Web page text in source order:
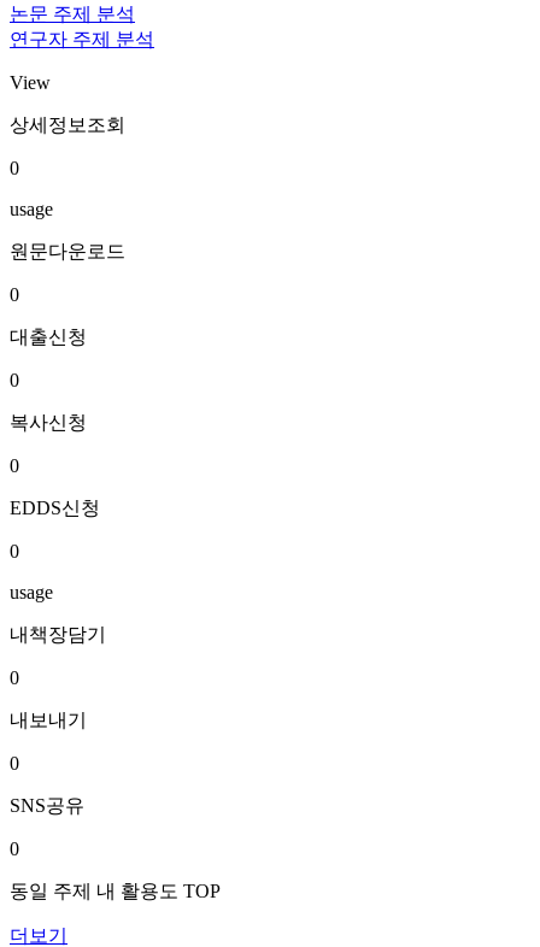
논문 주제 분석
연구자 주제 분석
View
상세정보조회
0
usage
원문다운로드
0
대출신청
0
복사신청
0
EDDS신청
0
usage
내책장담기
0
내보내기
0
SNS공유
0
동일 주제 내 활용도 TOP
더보기